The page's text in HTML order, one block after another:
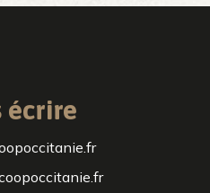
écrire